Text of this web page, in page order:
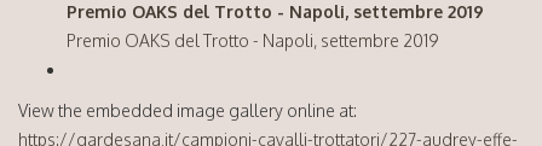
Premio OAKS del Trotto - Napoli, settembre 2019
Premio OAKS del Trotto - Napoli, settembre 2019
View the embedded image gallery online at:
https://gardesana.it/campioni-cavalli-trottatori/227-audrey-effe-